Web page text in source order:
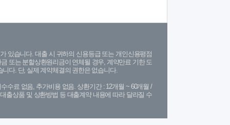
있습니다. 대출 시 귀하의 신용등급 또는 개인신용평점
또는 분할상환원리금이 연체될 경우, 계약만료 기한 도
다. 단, 실제 계약체결의 권한은 없습니다.
수료 없음, 추가비용 없음. 상환기간 : 12개월 ~ 60개월 /
출상품 및 상환방법 등 대출계약 내용에 따라 달라질 수